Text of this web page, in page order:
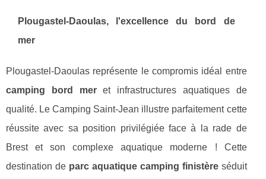
Plougastel-Daoulas, l'excellence du bord de
mer
Plougastel-Daoulas représente le compromis idéal entre
camping bord meret infrastructures aquatiques de
qualité. Le Camping Saint-Jean illustre parfaitement cette
réussite avec sa position privilégiée face à la rade de
Brest et son complexe aquatique moderne ! Cette
destination de parc aquatique camping finistèreséduit